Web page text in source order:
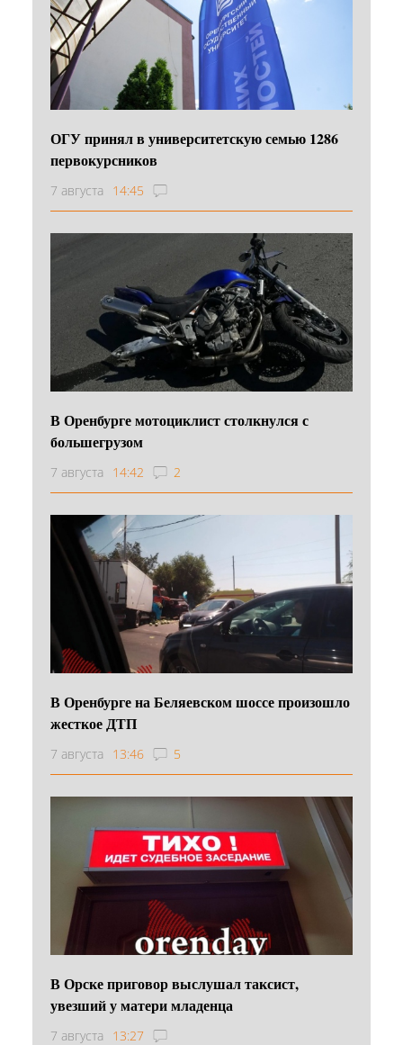
ОГУ принял в университетскую семью 1286
первокурсников
7 августа 14:45
В Оренбурге мотоциклист столкнулся с
большегрузом
7 августа 14:42 2
В Оренбурге на Беляевском шоссе произошло
жесткое ДТП
7 августа 13:46 5
В Орске приговор выслушал таксист,
увезший у матери младенца
7 августа 13:27